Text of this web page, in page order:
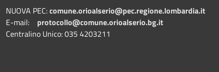
NUOVA PEC:comune.orioalserio@pec.regione.lombardia.it
E-mail: protocollo@comune.orioalserio.bg.it
Centralino Unico: 035 4203211